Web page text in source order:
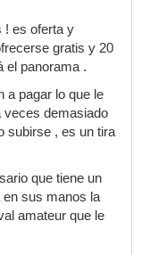
! es oferta y
gratis y 20
el panorama .
a pagar lo que le
veces demasiado
subirse , es un tira
que tiene un
en sus manos la
amateur que le